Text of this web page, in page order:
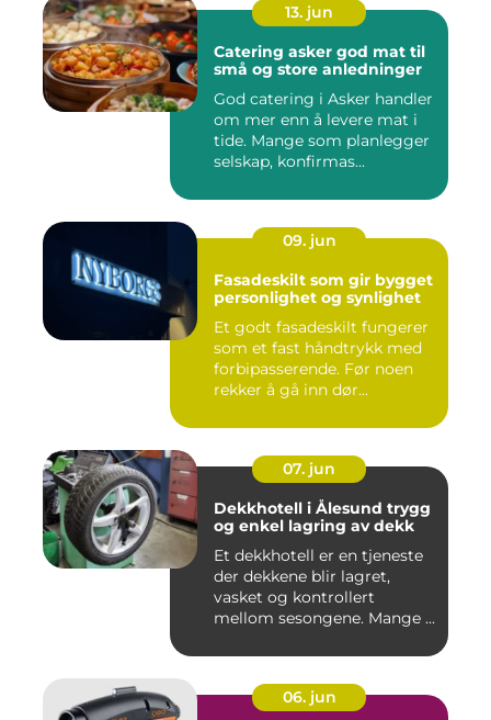
13. jun
Catering asker god mat til
små og store anledninger
God catering i Asker handler
om mer enn å levere mat i
tide. Mange som planlegger
selskap, konfirmas...
09. jun
Fasadeskilt som gir bygget
personlighet og synlighet
Et godt fasadeskilt fungerer
som et fast håndtrykk med
forbipasserende. Før noen
rekker å gå inn dør...
07. jun
Dekkhotell i Ålesund trygg
og enkel lagring av dekk
Et dekkhotell er en tjeneste
der dekkene blir lagret,
vasket og kontrollert
mellom sesongene. Mange ...
06. jun